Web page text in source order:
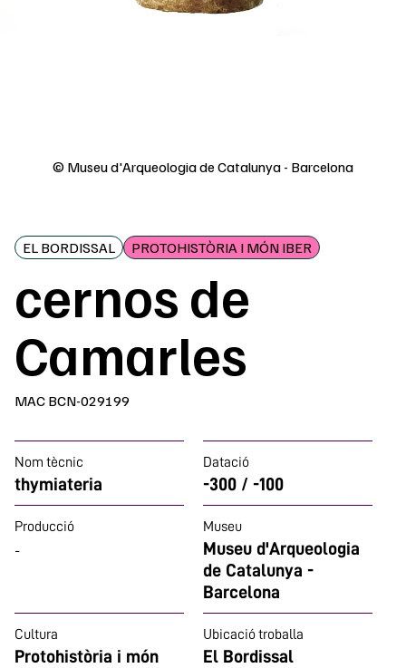
© Museu d'Arqueologia de Catalunya - Barcelona
EL BORDISSAL PROTOHISTÒRIA I MÓN IBER
cernos de
Camarles
MAC BCN-029199
Nom tècnic
thymiateria
Datació
-300 / -100
Producció
-
Museu
Museu d'Arqueologia
de Catalunya -
Barcelona
Cultura
Protohistòria i món
Ubicació troballa
El Bordissal